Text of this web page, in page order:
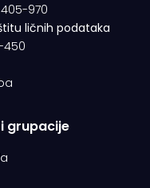
970
ličnih podataka
450
grupacije